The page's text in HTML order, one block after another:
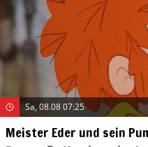
Sa, 08.08 07:25
Meister Eder und sein